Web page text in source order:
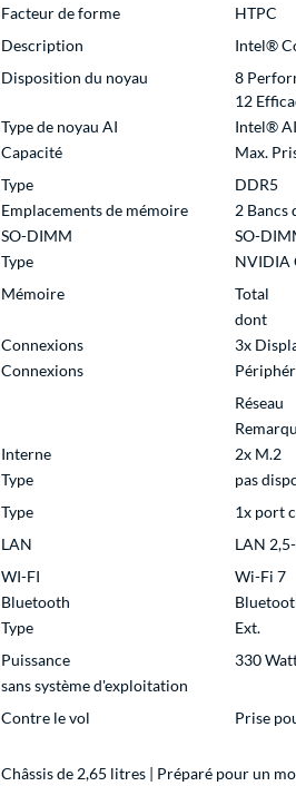
Facteur de forme
HTPC
Description
Intel®
Disposition du noyau
8
12
Type de noyau AI
Intel®
Capacité Max.
Type
DDR5
Emplacements de mémoire
2 Bancs
SO-DIMM
SO-
Type
NVIDIA
Mémoire
Total
dont
Connexions
3x
Connexions
Réseau
Interne
2x M.2
Type
pas
Type
1x port
LAN
LAN
WI-FI
Wi-Fi 7
Bluetooth
Type
Ext.
Puissance
330
sans système d'exploitation
Contre le vol Prise
Châssis de 2,65 litres | Préparé pour un